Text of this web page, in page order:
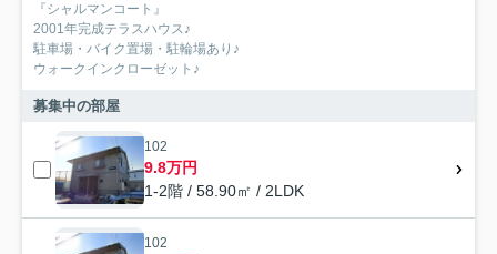
『シャルマンコート』
2001年完成テラスハウス♪
駐車場・バイク置場・駐輪場あり♪
ウォークインクローゼット♪
募集中の部屋
102
9.8万円
1-2階 / 58.90㎡ / 2LDK
102